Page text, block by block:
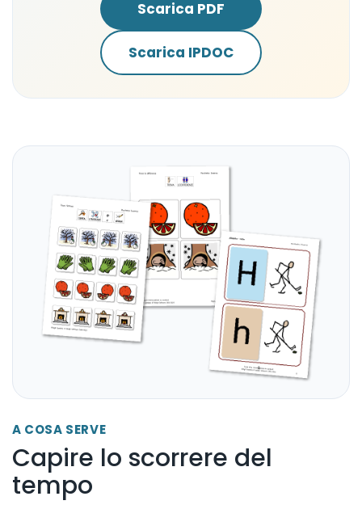
Scarica PDF
Scarica IPDOC
A COSA SERVE
Capire lo scorrere del
tempo